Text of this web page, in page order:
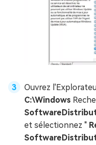
Ouvrez
C:\Windows
et sélectionnez "